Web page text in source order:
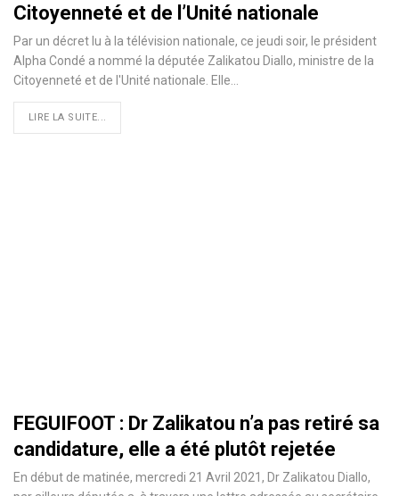
Citoyenneté et de l’Unité nationale
Par un décret lu à la télévision nationale, ce jeudi soir, le président
Alpha Condé a nommé la députée Zalikatou Diallo, ministre de la
Citoyenneté et de l'Unité nationale. Elle…
LIRE LA SUITE...
FEGUIFOOT : Dr Zalikatou n’a pas retiré sa
candidature, elle a été plutôt rejetée
En début de matinée, mercredi 21 Avril 2021, Dr Zalikatou Diallo,